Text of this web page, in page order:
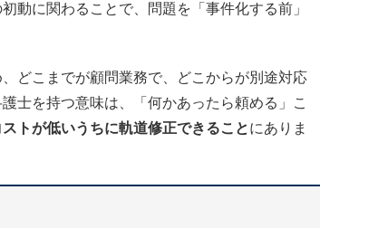
動に関わることで、問題を「事件化する前」
どこまでが顧問業務で、どこからが別途対応
士を持つ意味は、「何かあったら頼める」こ
トが低いうちに軌道修正できることにありま